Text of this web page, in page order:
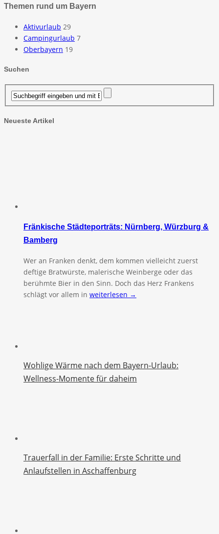
Themen rund um Bayern
Aktivurlaub 29
Campingurlaub 7
Oberbayern 19
Suchen
Neueste Artikel
Fränkische Städteporträts: Nürnberg, Würzburg &
Bamberg
Wer an Franken denkt, dem kommen vielleicht zuerst
deftige Bratwürste, malerische Weinberge oder das
berühmte Bier in den Sinn. Doch das Herz Frankens
schlägt vor allem in weiterlesen →
Wohlige Wärme nach dem Bayern-Urlaub:
Wellness-Momente für daheim
Trauerfall in der Familie: Erste Schritte und
Anlaufstellen in Aschaffenburg